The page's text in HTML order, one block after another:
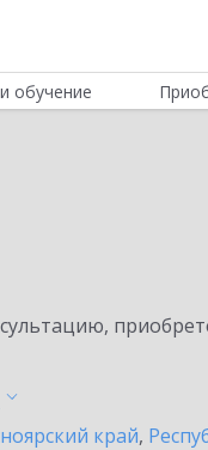
обучение
край,